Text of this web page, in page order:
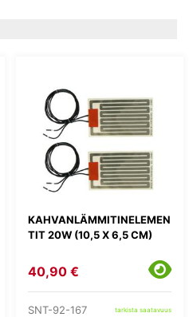
KAHVANLÄMMITINELEMEN
TIT 20W (10,5 X 6,5 CM)
40,90 €
SNT-92-167 tarkista saatavuus